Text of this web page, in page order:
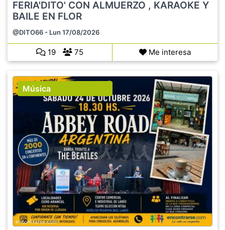
FERIA'DITO' CON ALMUERZO , KARAOKE Y
BAILE EN FLOR
@DITO66 - Lun 17/08/2026
19 75 Me interesa
Música